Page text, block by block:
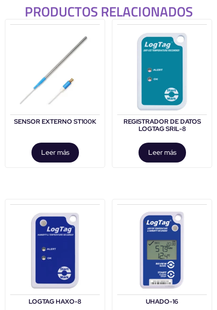
PRODUCTOS RELACIONADOS
SENSOR EXTERNO ST100K
Leer más
REGISTRADOR DE DATOS
LOGTAG SRIL-8
Leer más
LOGTAG HAXO-8 UHADO-16